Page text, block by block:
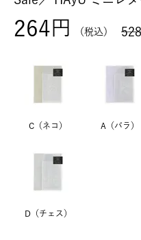
528
264 税込
C（ネコ） A（バラ）
D（チェス）